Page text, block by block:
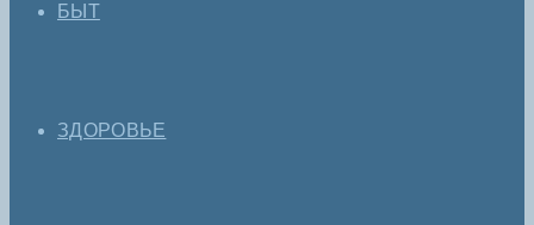
БЫТ
ЗДОРОВЬЕ